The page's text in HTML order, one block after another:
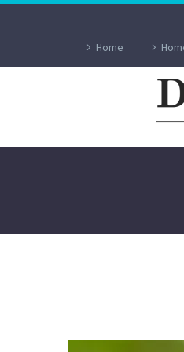
Home